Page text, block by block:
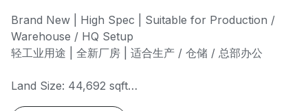
Brand New | High Spec | Suitable for Production /
Warehouse / HQ Setup
轻工业用途 | 全新厂房 | 适合生产 / 仓储 / 总部办公
Land Size: 44,692 sqft